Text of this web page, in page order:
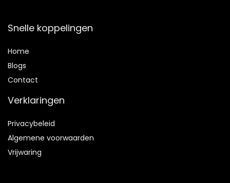
Snelle koppelingen
Home
Blogs
Contact
Verklaringen
Privacybeleid
Algemene voorwaarden
Vrijwaring